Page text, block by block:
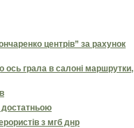
центрів” за рахунок
ось грала в салоні маршрутки,
з мгб днр